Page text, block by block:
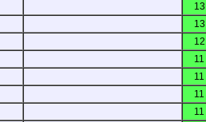
13
13
12
11
11
11
11